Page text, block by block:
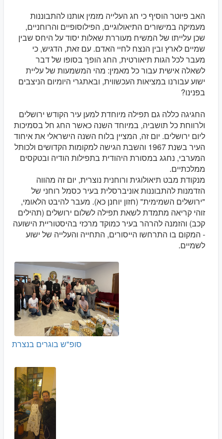
האב פיוטר הוסיף כי חג העלייה מזמין אותנו להתבוננות
מעמיקה במישורים התיאולוגיים, הפילוסופיים והרוחניים,
שכן עלייתו של המשיח מעוררת שאלות יסוד על היחס שבין
שמיים לארץ ובין הנצח לחיי האדם. עם זאת, הדגיש, כי
מעבר לכל הגות תיאורטית, החג הופך בסופו של דבר
לשאלה אישית עבור כל מאמין: מהי המשמעות של עליית
ישוע עבורנו במציאות העכשווית, ובאתגרי היומיום הניצבים
בפנינו?
החגיגה כללה גם תפילה מיוחדת למען עיר הקודש ירושלים
ולרווחת כל תושביה, במיוחד השנה כאשר החג חל בסמיכות
ליום ירושלים. יום זה, המציין בלוח השנה הישראלי את איחוד
העיר בשנת 1967 והשבת הגישה למקומות הקדושים ולכותל
המערבי, נחגג במסורת היהודית בתפילות הודיה ובטקסים
ממלכתיים.
מנקודת מבט תיאולוגית ורוחנית נוצרית, יום זה מהווה
הזדמנות להתבוננות אוניברסלית בעיר כסמל רוחני של
"ירושלים השמימית" (חזון יוחנן כא). מעבר להיבט הלאומי,
זוהי קריאה מתמדת לשאת תפילה לשלום ירושלים (תהילים
קכב) והזמנה להרהר בעיר כמוקד מרכזי בהיסטוריית הישועה
- המקום בו התרחשו הייסורים, התחייה והעלייה של ישוע
לשמיים.
סופ"ש בוגרים בנצרת